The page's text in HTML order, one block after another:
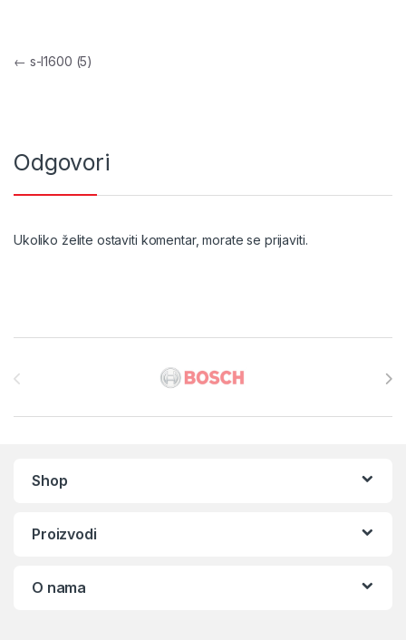
Navigacija objava
← s-l1600 (5)
Odgovori
Ukoliko želite ostaviti komentar, morate se prijaviti.
Shop
Proizvodi
O nama